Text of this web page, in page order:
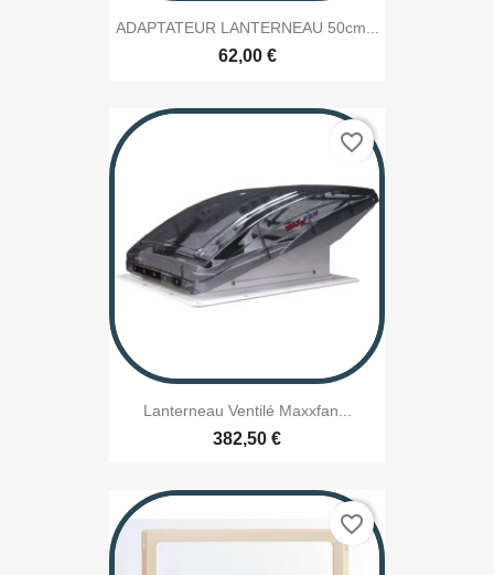
ADAPTATEUR LANTERNEAU 50cm...
62,00 €
Lanterneau Ventilé Maxxfan...
382,50 €
favorite_border
favorite_border